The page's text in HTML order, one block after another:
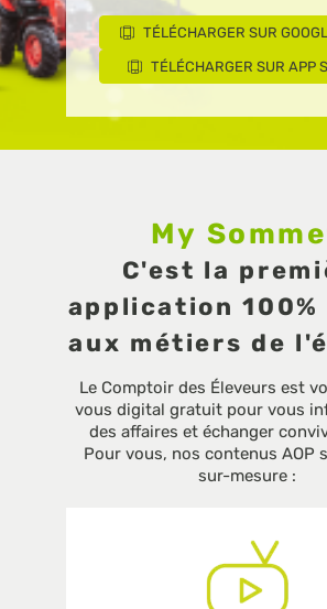
TÉLÉCHARGER SUR
TÉLÉCHARGER SUR APP
My
C'est la
application 100%
aux métiers de
Le Comptoir des Éleveurs est
vous digital gratuit pour vous
des affaires et échanger
Pour vous, nos contenus AOP
sur-mesure :